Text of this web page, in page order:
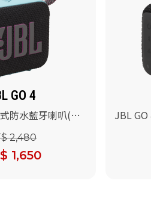
GO 4
防水藍牙喇叭(黑
2,480
1,650
JBL